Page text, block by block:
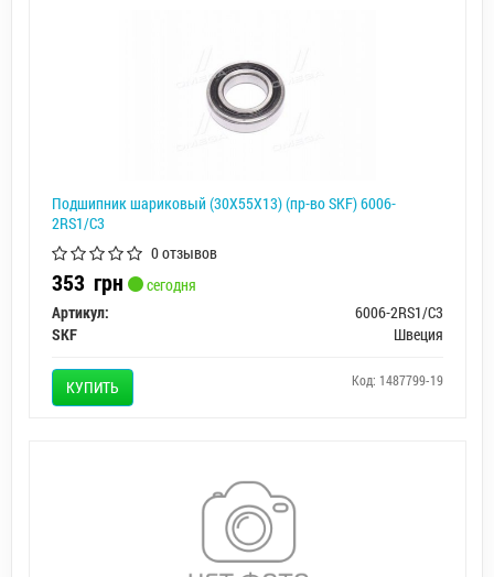
Подшипник шариковый (30X55X13) (пр-во SKF) 6006-
2RS1/C3
0 отзывов
353 грн
сегодня
Артикул:
6006-2RS1/C3
SKF
Швеция
КУПИТЬ Код: 1487799-19